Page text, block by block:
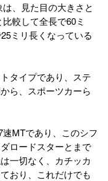
、見た目の大きさと
較して全長で60ミ
ミリ長くなっている
タイプであり、ステ
ら、スポーツカーら
MTであり、このシフ
ロードスターとまで
一切なく、カチッカ
おり、これだけでも